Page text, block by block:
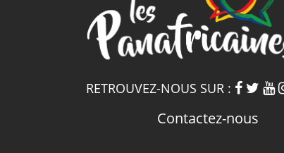
RETROUVEZ-NOUS SUR :
Contactez-nous